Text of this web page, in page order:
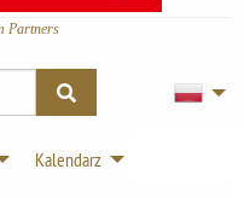
Partners
Kalendarz